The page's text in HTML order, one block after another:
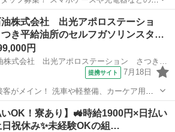
なお仕事です♪
📲 ご応募はこちら（24時間受付
未経験
油株式会社 出光アポロステーショ
き平給油所のセルフガソリンスタ
円
提携サイト 7月18日
がメイン！ 洗車や軽整備、カーケア用品
オイル・タ
） ・車検の受付やご案内 ・カー用品のご提
いOK！寮あり】🚜時給1900円×日払い
祝休み✨未経験OKの組…